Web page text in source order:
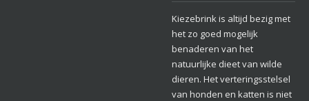
Kiezebrink is altijd bezig met
het zo goed mogelijk
benaderen van het
natuurlijke dieet van wilde
dieren. Het verteringsstelsel
van honden en katten is niet